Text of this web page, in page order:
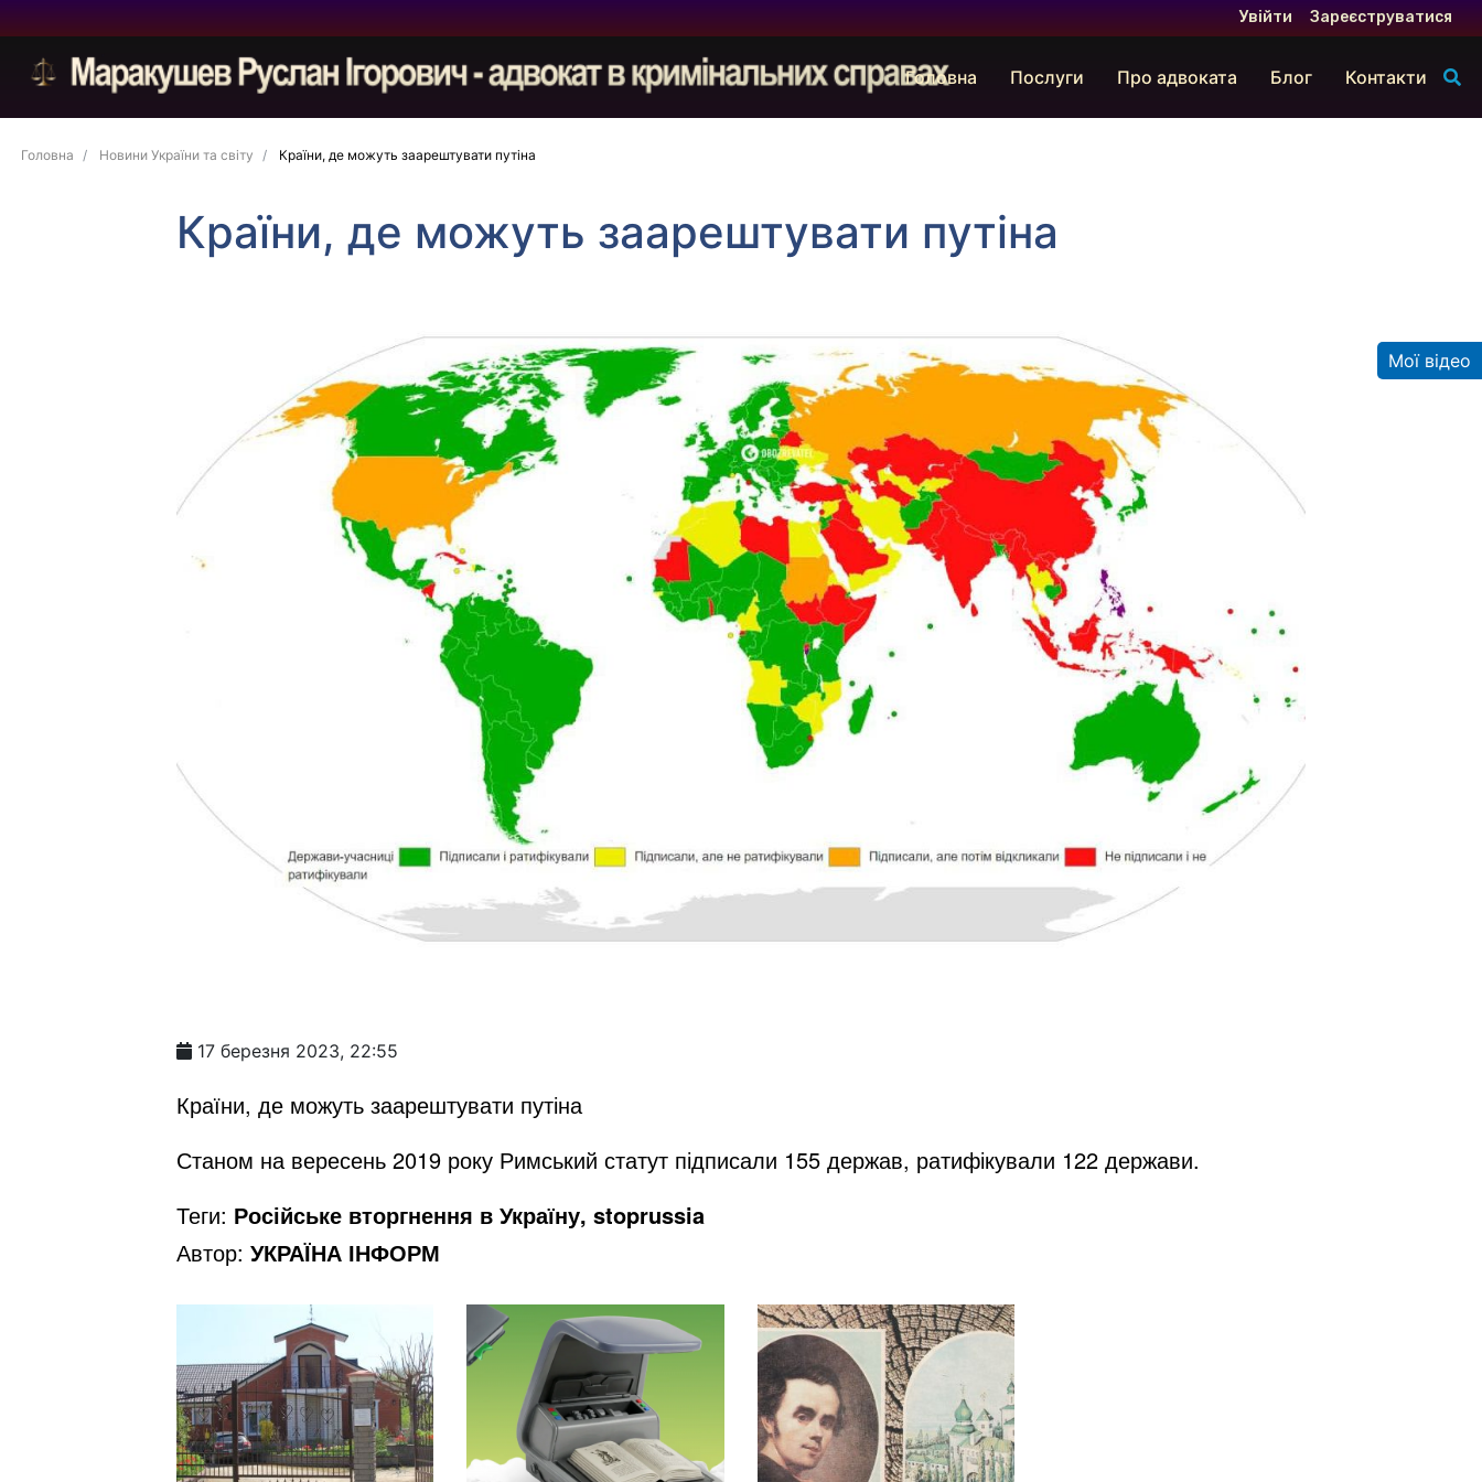
Увійти Зареєструватися
Головна Послуги Про адвоката Блог Контакти
Головна Новини України та світу Країни, де можуть заарештувати путіна
Країни, де можуть заарештувати путіна
17 березня 2023, 22:55
Країни, де можуть заарештувати путіна
Станом на вересень 2019 року Римський статут підписали 155 держав, ратифікували 122 держави.
Теги: Російське вторгнення в Україну, stoprussia
Автор: УКРАЇНА ІНФОРМ
Мої відео